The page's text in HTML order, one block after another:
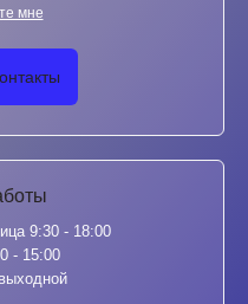
мне
9:30 - 18:00
- 15:00